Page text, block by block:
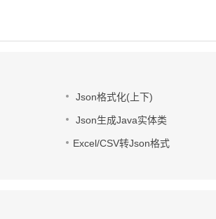
Json格式化(上下)
Json生成Java实体类
Excel/CSV转Json格式